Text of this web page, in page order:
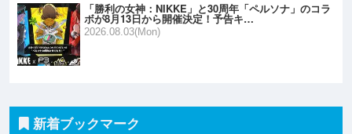
「勝利の女神：NIKKE」と30周年「ペルソナ」のコラ
ボが8月13日から開催決定！予告キ…
2026.08.03(Mon)
新着ブックマーク